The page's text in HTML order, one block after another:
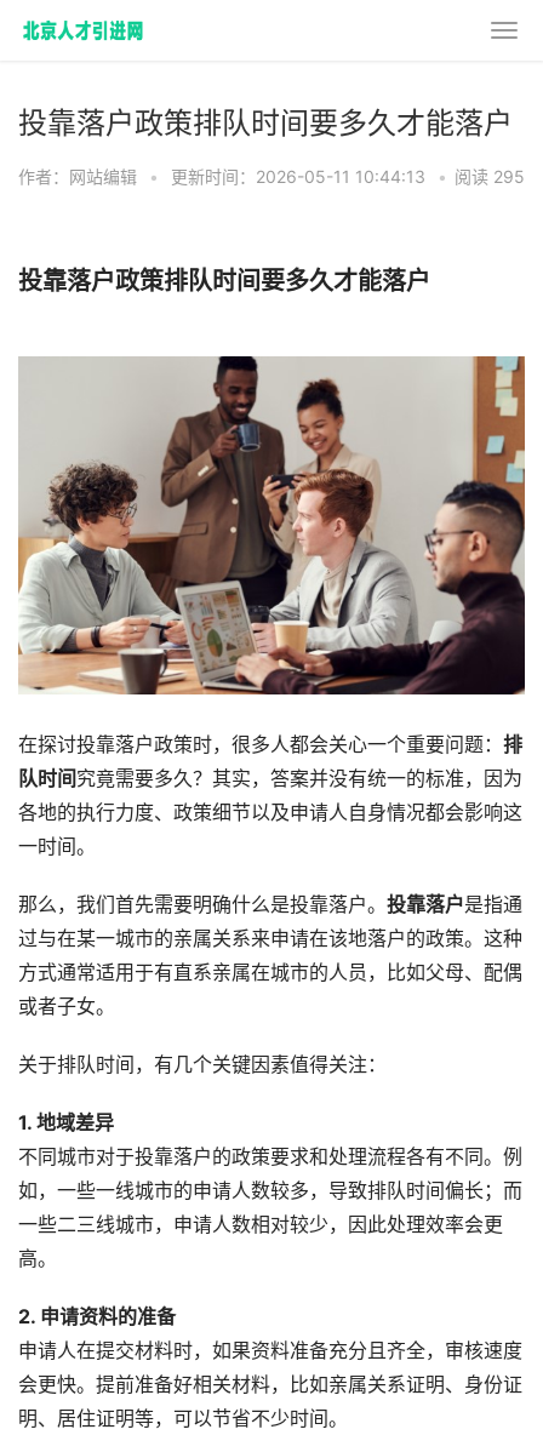
投靠落户政策排队时间要多久才能落户
作者：网站编辑 • 更新时间：2026-05-11 10:44:13 • 阅读 295
投靠落户政策排队时间要多久才能落户
在探讨投靠落户政策时，很多人都会关心一个重要问题： 排
队时间究竟需要多久？其实，答案并没有统一的标准，因为
各地的执行力度、政策细节以及申请人自身情况都会影响这
一时间。
那么，我们首先需要明确什么是投靠落户。 投靠落户是指通
过与在某一城市的亲属关系来申请在该地落户的政策。这种
方式通常适用于有直系亲属在城市的人员，比如父母、配偶
或者子女。
关于排队时间，有几个关键因素值得关注：
1. 地域差异
不同城市对于投靠落户的政策要求和处理流程各有不同。例
如，一些一线城市的申请人数较多，导致排队时间偏长；而
一些二三线城市，申请人数相对较少，因此处理效率会更
高。
2. 申请资料的准备
申请人在提交材料时，如果资料准备充分且齐全，审核速度
会更快。提前准备好相关材料，比如亲属关系证明、身份证
明、居住证明等，可以节省不少时间。